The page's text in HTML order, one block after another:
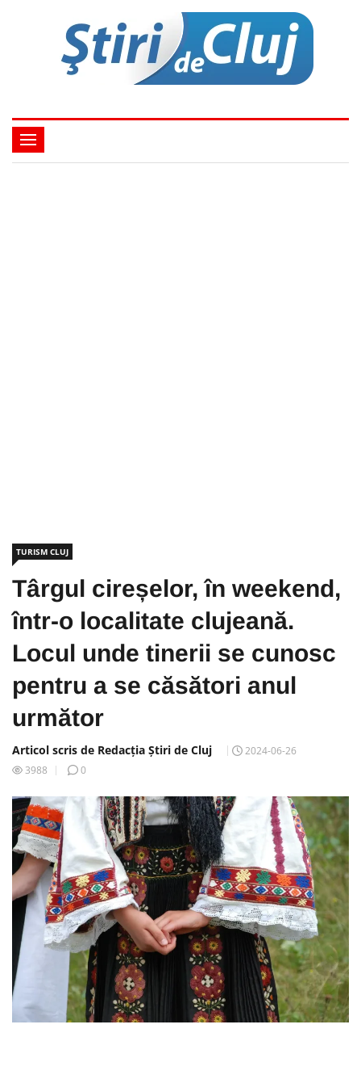
TURISM CLUJ
Târgul cireșelor, în weekend,
într-o localitate clujeană.
Locul unde tinerii se cunosc
pentru a se căsători anul
următor
Articol scris de Redacția Știri de Cluj
2024-06-26
3988
0